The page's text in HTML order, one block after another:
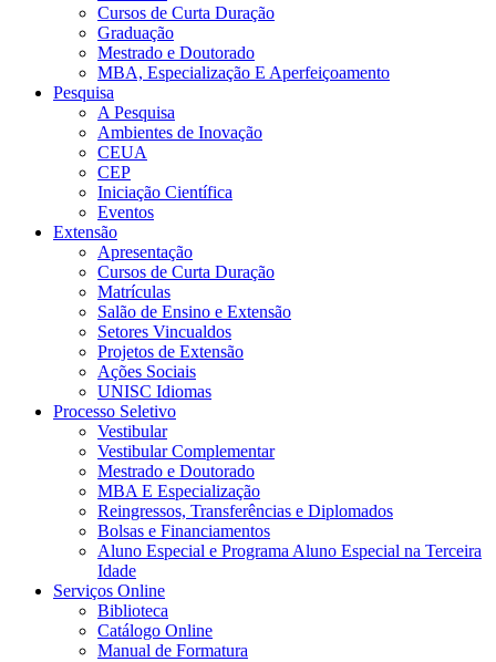
Cursos de Curta Duração
Graduação
Mestrado e Doutorado
MBA, Especialização E Aperfeiçoamento
Pesquisa
A Pesquisa
Ambientes de Inovação
CEUA
CEP
Iniciação Científica
Eventos
Extensão
Apresentação
Cursos de Curta Duração
Matrículas
Salão de Ensino e Extensão
Setores Vincualdos
Projetos de Extensão
Ações Sociais
UNISC Idiomas
Processo Seletivo
Vestibular
Vestibular Complementar
Mestrado e Doutorado
MBA E Especialização
Reingressos, Transferências e Diplomados
Bolsas e Financiamentos
Aluno Especial e Programa Aluno Especial na Terceira
Idade
Serviços Online
Biblioteca
Catálogo Online
Manual de Formatura